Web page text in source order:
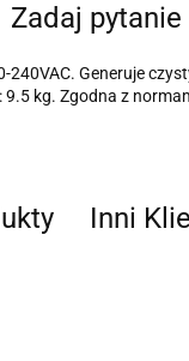
Zadaj pytanie
Generuje
kg. Zgodna z
Inni